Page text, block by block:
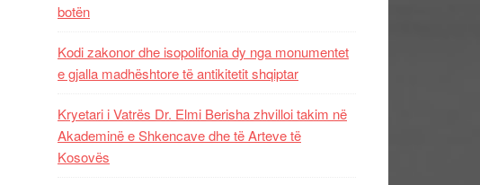
botën
Kodi zakonor dhe isopolifonia dy nga monumentet
e gjalla madhështore të antikitetit shqiptar
Kryetari i Vatrës Dr. Elmi Berisha zhvilloi takim në
Akademinë e Shkencave dhe të Arteve të
Kosovës